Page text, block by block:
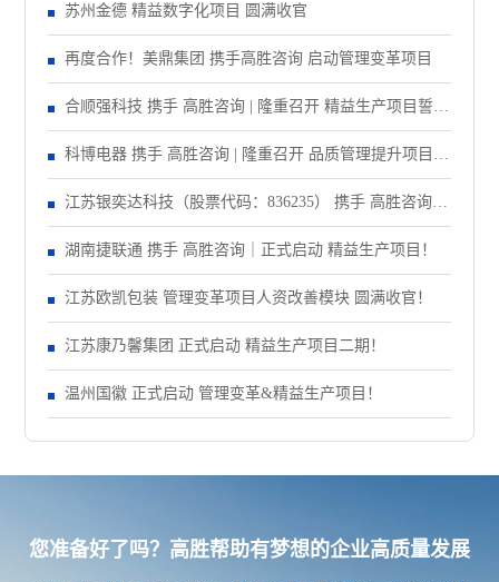
精益注塑项目！
苏州金德 精益数字化项目 圆满收官
再度合作！美鼎集团 携手高胜咨询 启动管理变革项目
合顺强科技 携手 高胜咨询 | 隆重召开 精益生产项目誓师
大会！
科博电器 携手 高胜咨询 | 隆重召开 品质管理提升项目启
动大会！
江苏银奕达科技（股票代码：836235） 携手 高胜咨询｜
正式启动 管理变革项目
湖南捷联通 携手 高胜咨询｜正式启动 精益生产项目！
江苏欧凯包装 管理变革项目人资改善模块 圆满收官！
江苏康乃馨集团 正式启动 精益生产项目二期！
温州国徽 正式启动 管理变革&精益生产项目！
您准备好了吗？高胜帮助有梦想的企业高质量发展